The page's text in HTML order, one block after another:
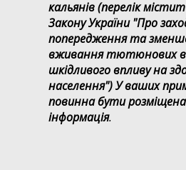
кальянів (перелік
Закону України "Про
попередження та
вживання тютюнових
шкідливого впливу на
населення") У ваших
повинна бути
інформація.